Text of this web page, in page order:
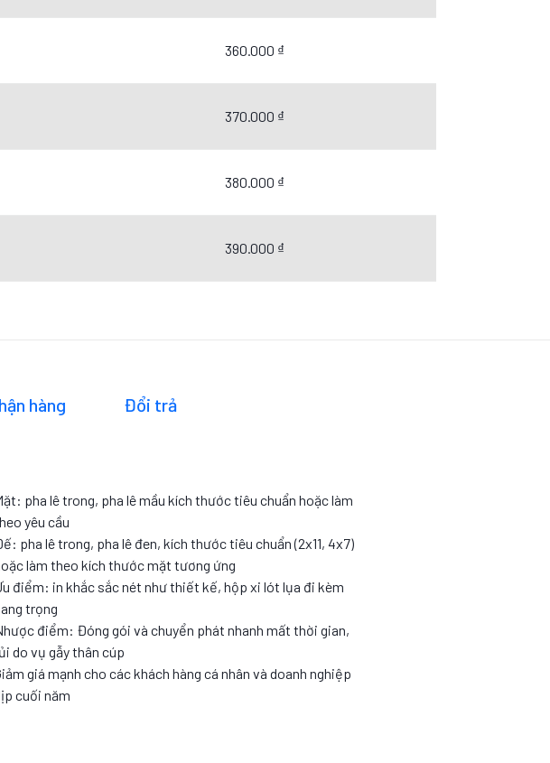
360.000 ₫
370.000 ₫
380.000 ₫
390.000 ₫
hàng Đổi trả
pha lê trong, pha lê mầu kích thước tiêu chuẩn hoặc làm
yêu cầu
pha lê trong, pha lê đen, kích thước tiêu chuẩn (2x11, 4x7)
làm theo kích thước mặt tương ứng
điểm: in khắc sắc nét như thiết kế, hộp xi lót lụa đi kèm
trọng
điểm: Đóng gói và chuyển phát nhanh mất thời gian,
do vụ gẫy thân cúp
giá mạnh cho các khách hàng cá nhân và doanh nghiệp
cuối năm